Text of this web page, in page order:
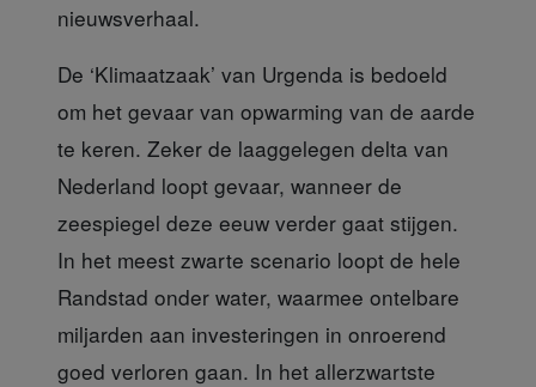
nieuwsverhaal.
De ‘Klimaatzaak’ van Urgenda is bedoeld
om het gevaar van opwarming van de aarde
te keren. Zeker de laaggelegen delta van
Nederland loopt gevaar, wanneer de
zeespiegel deze eeuw verder gaat stijgen.
In het meest zwarte scenario loopt de hele
Randstad onder water, waarmee ontelbare
miljarden aan investeringen in onroerend
goed verloren gaan. In het allerzwartste